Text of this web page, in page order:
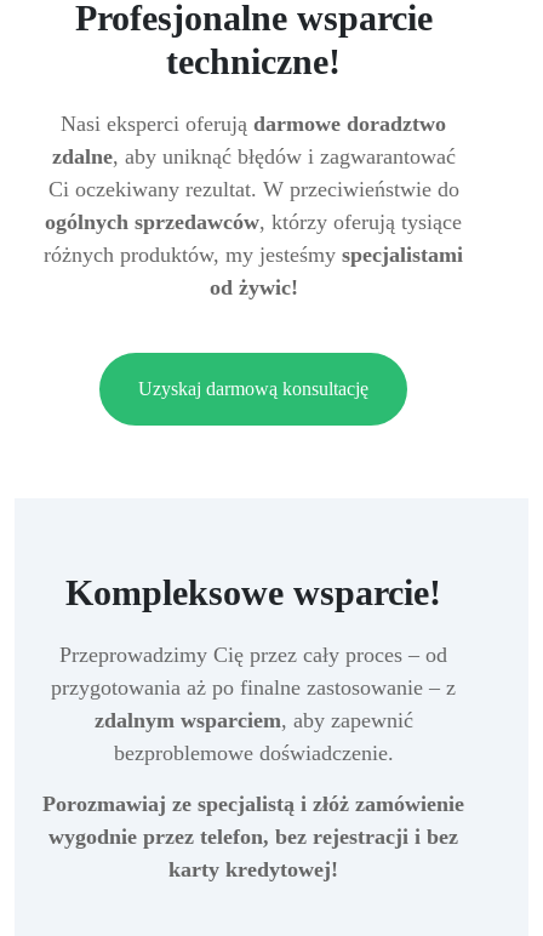
Profesjonalne wsparcie
techniczne!
Nasi eksperci oferują darmowe doradztwo
zdalne, aby uniknąć błędów i zagwarantować
Ci oczekiwany rezultat. W przeciwieństwie do
ogólnych sprzedawców, którzy oferują tysiące
różnych produktów, my jesteśmy specjalistami
od żywic!
Uzyskaj darmową konsultację
Kompleksowe wsparcie!
Przeprowadzimy Cię przez cały proces – od
przygotowania aż po finalne zastosowanie – z
zdalnym wsparciem, aby zapewnić
bezproblemowe doświadczenie.
Porozmawiaj ze specjalistą i złóż zamówienie
wygodnie przez telefon, bez rejestracji i bez
karty kredytowej!